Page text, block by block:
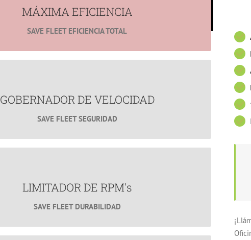
MÁXIMA EFICIENCIA
SAVE FLEET EFICIENCIA TOTAL
GOBERNADOR DE VELOCIDAD
SAVE FLEET SEGURIDAD
Reduce los Accidentes Viales.
Ideal para Evitar Fotoinfracciones.
MÁS INFORMACIÓN
LIMITADOR DE RPM's
SAVE FLEET DURABILIDAD
¿Te gustaría alargar la vida útil de tu flotilla?
MÁS INFORMACIÓN